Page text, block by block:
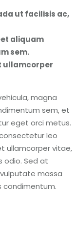
ut facilisis ac,
aliquam
sem.
ullamcorper
magna
sem, et
eget orci metus.
leo
ullamcorper vitae,
odio. Sed at
massa
condimentum.